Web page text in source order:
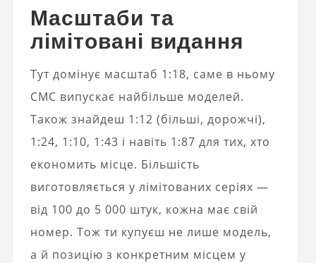
Масштаби та
лімітовані видання
Тут домінує масштаб 1:18, саме в ньому
CMC випускає найбільше моделей.
Також знайдеш 1:12 (більші, дорожчі),
1:24, 1:10, 1:43 і навіть 1:87 для тих, хто
економить місце. Більшість
виготовляється у лімітованих серіях —
від 100 до 5 000 штук, кожна має свій
номер. Тож ти купуєш не лише модель,
а й позицію з конкретним місцем у